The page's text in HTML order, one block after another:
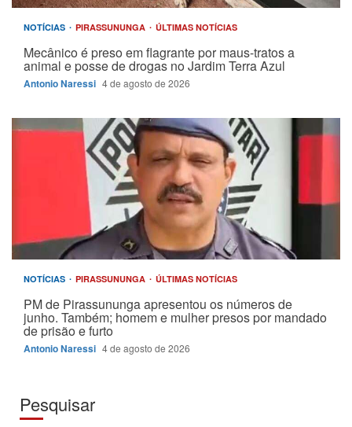
NOTÍCIAS PIRASSUNUNGA ÚLTIMAS NOTÍCIAS
Mecânico é preso em flagrante por maus-tratos a
animal e posse de drogas no Jardim Terra Azul
Antonio Naressi 4 de agosto de 2026
NOTÍCIAS PIRASSUNUNGA ÚLTIMAS NOTÍCIAS
PM de Pirassununga apresentou os números de
junho. Também; homem e mulher presos por mandado
de prisão e furto
Antonio Naressi 4 de agosto de 2026
Pesquisar